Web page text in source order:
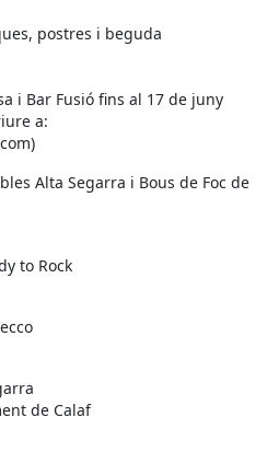
postres i beguda
i Bar Fusió fins al 17 de juny
a:
Alta Segarra i Bous de Foc de
to Rock
de Calaf